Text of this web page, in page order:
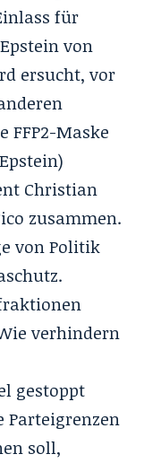
für
von
ersucht, vor
FFP2-Maske
Christian
zusammen.
von Politik
verhindern
gestoppt
Parteigrenzen
soll,